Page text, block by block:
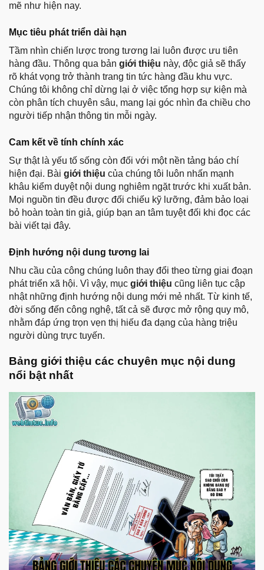
mẽ như hiện nay.
Mục tiêu phát triển dài hạn
Tầm nhìn chiến lược trong tương lai luôn được ưu tiên
hàng đầu. Thông qua bản giới thiệu này, độc giả sẽ thấy
rõ khát vọng trở thành trang tin tức hàng đầu khu vực.
Chúng tôi không chỉ dừng lại ở việc tổng hợp sự kiện mà
còn phân tích chuyên sâu, mang lại góc nhìn đa chiều cho
người tiếp nhận thông tin mỗi ngày.
Cam kết về tính chính xác
Sự thật là yếu tố sống còn đối với một nền tảng báo chí
hiện đại. Bài giới thiệu của chúng tôi luôn nhấn mạnh
khâu kiểm duyệt nội dung nghiêm ngặt trước khi xuất bản.
Mọi nguồn tin đều được đối chiếu kỹ lưỡng, đảm bảo loại
bỏ hoàn toàn tin giả, giúp bạn an tâm tuyệt đối khi đọc các
bài viết tại đây.
Định hướng nội dung tương lai
Nhu cầu của công chúng luôn thay đổi theo từng giai đoạn
phát triển xã hội. Vì vậy, mục giới thiệu cũng liên tục cập
nhật những định hướng nội dung mới mẻ nhất. Từ kinh tế,
đời sống đến công nghệ, tất cả sẽ được mở rộng quy mô,
nhằm đáp ứng trọn vẹn thị hiếu đa dạng của hàng triệu
người dùng trực tuyến.
Bảng giới thiệu các chuyên mục nội dung
nổi bật nhất